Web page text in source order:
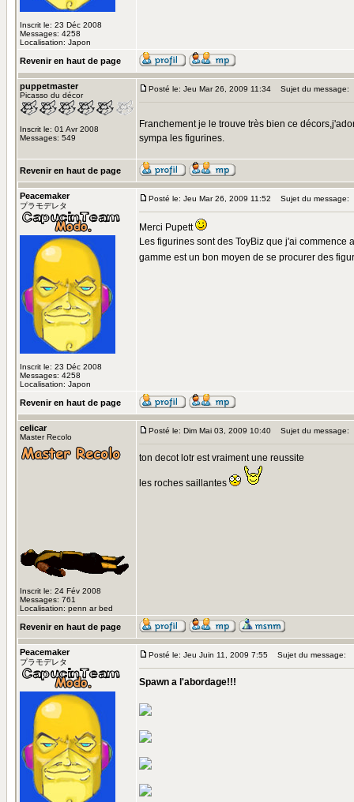
Inscrit le: 23 Déc 2008
Messages: 4258
Localisation: Japon
Revenir en haut de page
puppetmaster
Picasso du décor
Inscrit le: 01 Avr 2008
Messages: 549
Posté le: Jeu Mar 26, 2009 11:34 Sujet du message:
Franchement je le trouve très bien ce
sympa les figurines.
Revenir en haut de page
Peacemaker
プラモデレタ
Inscrit le: 23 Déc 2008
Messages: 4258
Localisation: Japon
Posté le: Jeu Mar 26, 2009 11:52 Sujet du message:
Merci Pupett
Les figurines sont des ToyBiz que j'ai
gamme est un bon moyen de se procurer des
Revenir en haut de page
celicar
Master Recolo
Inscrit le: 24 Fév 2008
Messages: 761
Localisation: penn ar bed
Posté le: Dim Mai 03, 2009 10:40 Sujet du message:
ton decot lotr est vraiment une reussite
les roches saillantes
Revenir en haut de page
Peacemaker
プラモデレタ
Posté le: Jeu Juin 11, 2009 7:55 Sujet du message:
Spawn a l'abordage!!!